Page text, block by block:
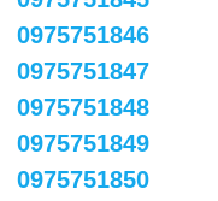
0975751846
0975751847
0975751848
0975751849
0975751850